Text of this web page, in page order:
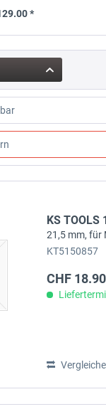
*
21,5 mm, für
KT5150857
CHF